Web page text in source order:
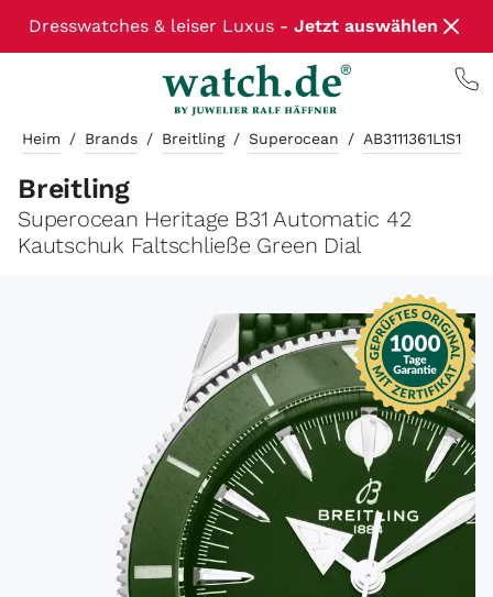
Dresswatches & leiser Luxus - Jetzt auswählen
Heim / Brands / Breitling / Superocean / AB3111361L1S1
Breitling
Superocean Heritage B31 Automatic 42
Kautschuk Faltschließe Green Dial